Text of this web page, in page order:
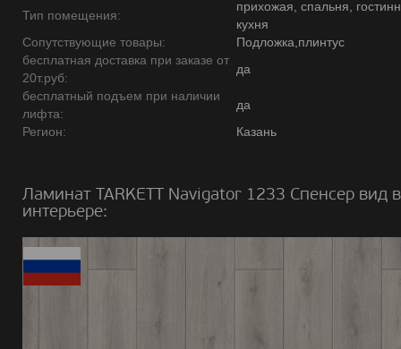
Тип помещения:
прихожая, спальня,
кухня
Сопутствующие товары:
Подложка,плинтус
бесплатная доставка при заказе от
20т.руб:
да
бесплатный подъем при наличии
лифта:
да
Регион:
Казань
Ламинат TARKETT Navigator 1233 Спенсер вид в
интерьере: